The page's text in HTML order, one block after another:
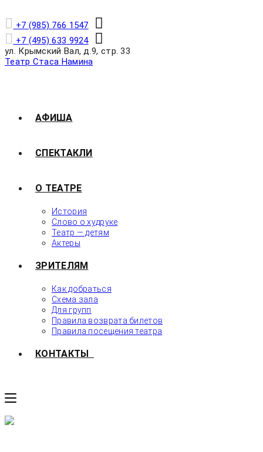
+7 (985) 766 1547
+7 (495) 633 9924
ул. Крымский Вал, д.9, стр. 33
Театр Стаса Намина
АФИША
СПЕКТАКЛИ
О ТЕАТРЕ
История
Слово о худруке
Театр — детям
Актеры
ЗРИТЕЛЯМ
Как добраться
Схема зала
Для групп
Правила возврата билетов
Правила посещения театра
КОНТАКТЫ